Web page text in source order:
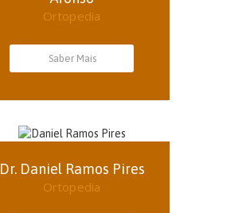
Ortopedia
Saber Mais
Dr. Daniel Ramos Pires
Ortopedia